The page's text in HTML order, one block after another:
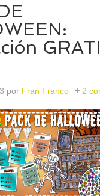
por Fran Franco 2